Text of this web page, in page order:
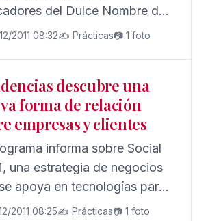
del Dulce Nombre de
y cofradía de Penitencia de
canónicamente desde
2011 08:32✍️ Prácticas📷 1 foto
descubre una
forma de relación
empresas y clientes
informa sobre Social
una estrategia de negocios
apoya en tecnologías para
tanto el servicio que se
2011 08:25✍️ Prácticas📷 1 foto